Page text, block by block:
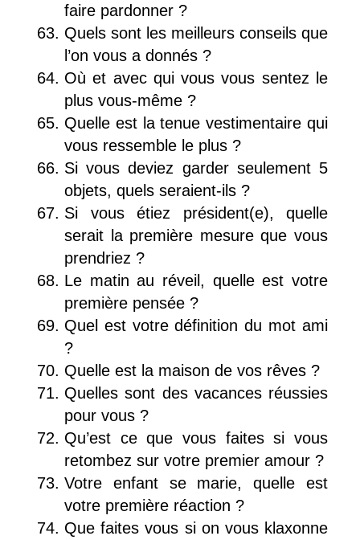
faire pardonner ?
Quels sont les meilleurs conseils que
l’on vous a donnés ?
Où et avec qui vous vous sentez le
plus vous-même ?
Quelle est la tenue vestimentaire qui
vous ressemble le plus ?
Si vous deviez garder seulement 5
objets, quels seraient-ils ?
Si vous étiez président(e), quelle
serait la première mesure que vous
prendriez ?
Le matin au réveil, quelle est votre
première pensée ?
Quel est votre définition du mot ami
?
Quelle est la maison de vos rêves ?
Quelles sont des vacances réussies
pour vous ?
Qu’est ce que vous faites si vous
retombez sur votre premier amour ?
Votre enfant se marie, quelle est
votre première réaction ?
Que faites vous si on vous klaxonne